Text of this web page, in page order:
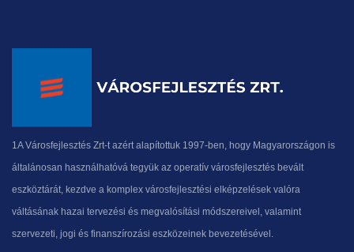
1A Városfejlesztés Zrt-t azért alapítottuk 1997-ben, hogy Magyarországon is
általánosan használhatóvá tegyük az operatív városfejlesztés bevált
eszköztárát, kezdve a komplex városfejlesztési elképzelések valóra
váltásának hazai tervezési és megvalósítási módszereivel, valamint
szervezeti, jogi és finanszírozási eszközeinek bevezetésével.